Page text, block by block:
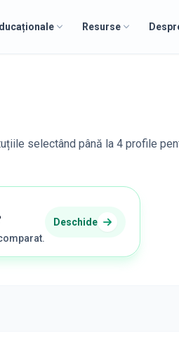
Resurse
selectând până la 4 profile
Deschide